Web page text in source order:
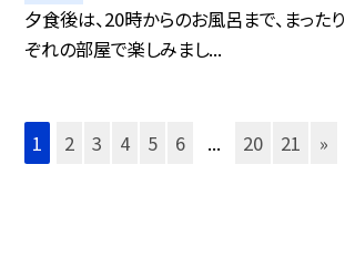
夕食後は、20時からのお風呂まで、まった
ぞれの部屋で楽しみまし...
1 2 3 4 5 6 ... 20 21 »